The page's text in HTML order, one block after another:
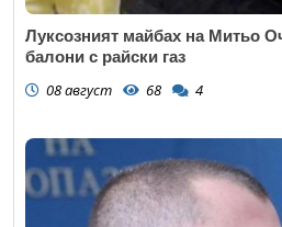
Луксозният майбах на Митьо
балони с райски газ
08 август 68 4